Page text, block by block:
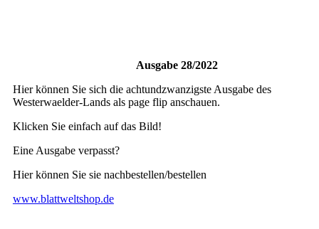
Ausgabe 28/2022
Hier können Sie sich die achtundzwanzigste Ausgabe des
Westerwaelder-Lands als page flip anschauen.
Klicken Sie einfach auf das Bild!
Eine Ausgabe verpasst?
Hier können Sie sie nachbestellen/bestellen
www.blattweltshop.de